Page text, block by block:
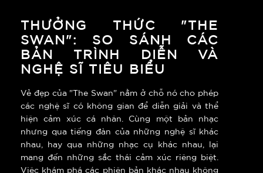
THƯỞNG THỨC "THE
SWAN": SO SÁNH CÁC
BẢN TRÌNH DIỄN VÀ
NGHỆ SĨ TIÊU BIỂU
Vẻ đẹp của "The Swan" nằm ở chỗ nó cho phép
các nghệ sĩ có không gian để diễn giải và thể
hiện cảm xúc cá nhân. Cùng một bản nhạc
nhưng qua tiếng đàn của những nghệ sĩ khác
nhau, hay qua những nhạc cụ khác nhau, lại
mang đến những sắc thái cảm xúc riêng biệt.
Việc khám phá các phiên bản khác nhau không